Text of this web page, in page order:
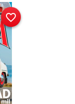
favorite_border